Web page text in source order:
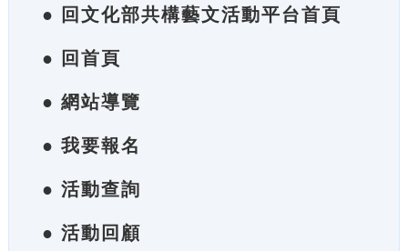
● 回文化部共構藝文活動平台首頁
● 回首頁
● 網站導覽
● 我要報名
● 活動查詢
● 活動回顧